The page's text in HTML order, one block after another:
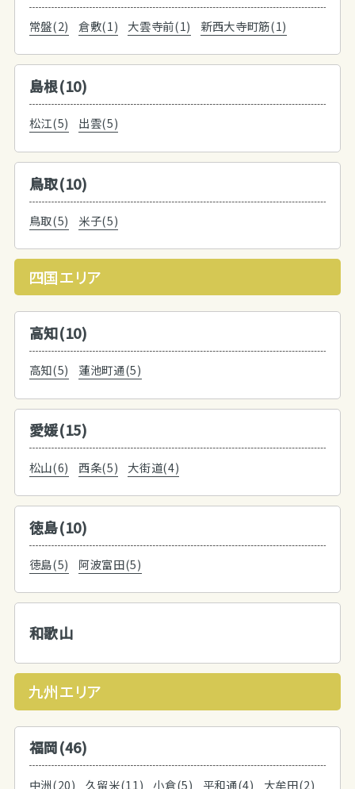
常盤(2) 倉敷(1) 大雲寺前(1) 新西大寺町筋(1)
島根(10)
松江(5) 出雲(5)
鳥取(10)
鳥取(5) 米子(5)
四国エリア
高知(10)
高知(5) 蓮池町通(5)
愛媛(15)
松山(6) 西条(5) 大街道(4)
徳島(10)
徳島(5) 阿波富田(5)
和歌山
九州エリア
福岡(46)
中洲(20) 久留米(11) 小倉(5) 平和通(4)
大牟田(2)